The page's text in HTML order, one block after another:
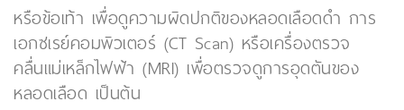
หรือข้อเท้า เพื่อดูความผิดปกติของหลอดเลือดดำ การ
เอกซเรย์คอมพิวเตอร์ (CT Scan) หรือเครื่องตรวจ
คลื่นแม่เหล็กไฟฟ้า (MRI) เพื่อตรวจดูการอุดตันของ
หลอดเลือด เป็นต้น